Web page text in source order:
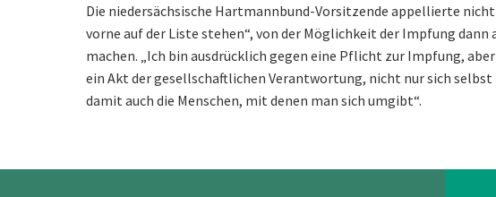
Die niedersächsische Hartmannbund-Vorsitzende appellierte nicht
vorne auf der Liste stehen“, von der Möglichkeit der Impfung dann
machen. „Ich bin ausdrücklich gegen eine Pflicht zur Impfung,
ein Akt der gesellschaftlichen Verantwortung, nicht nur sich selbst
damit auch die Menschen, mit denen man sich umgibt“.